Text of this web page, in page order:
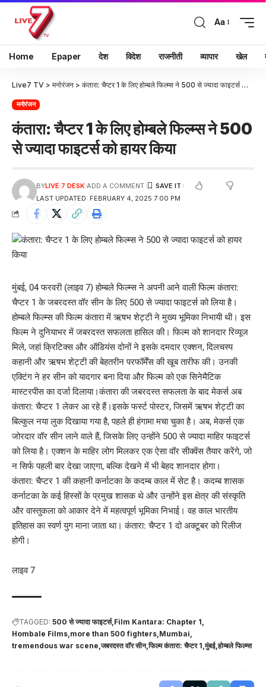
Aa
Home Epaper देश विदेश राजनीती व्यापार खेल
Live7 TV > मनोरंजन > कंतारा: चैप्टर 1 के लिए होम्बले फिल्म्स ने 500 से ज्यादा फाइटर्स को हायर किया
मनोरंजन
कंतारा: चैप्टर 1 के लिए होम्बले फिल्म्स ने 500
से ज्यादा फाइटर्स को हायर किया
LAST UPDATED: FEBRUARY 4, 2025 7:00 PM
BYLIVE 7 DESK ADD A COMMENT
मुंबई, 04 फरवरी (लाइव 7) होम्बले फिल्म्स ने अपनी आने वाली फिल्म कंतारा:
चैप्टर 1 के जबरदस्त वॉर सीन के लिए 500 से ज्यादा फाइटर्स को लिया है।
होम्बले फिल्म्स की फिल्म कंतारा में ऋषभ शेट्टी ने मुख्य भूमिका निभायी थी। इस
फिल्म ने दुनियाभर में जबरदस्त सफलता हासिल की। फिल्म को शानदार रिव्यूज
मिले, जहां क्रिटिक्स और ऑडियंस दोनों ने इसके दमदार एक्शन, दिलचस्प
कहानी और ऋषभ शेट्टी की बेहतरीन परफॉर्मेंस की खूब तारीफ की। उनकी
एक्टिंग ने हर सीन को यादगार बना दिया और फिल्म को एक सिनेमैटिक
मास्टरपीस का दर्जा दिलाया।कंतारा की जबरदस्त सफलता के बाद मेकर्स अब
कंतारा: चैप्टर 1 लेकर आ रहे हैं।इसके फर्स्ट पोस्टर, जिसमें ऋषभ शेट्टी का
बिल्कुल नया लुक दिखाया गया है, पहले ही हंगामा मचा चुका है। अब, मेकर्स एक
जोरदार वॉर सीन लाने वाले हैं, जिसके लिए उन्होंने 500 से ज्यादा माहिर फाइटर्स
को लिया है। एक्शन के माहिर लोग मिलकर एक ऐसा वॉर सीक्वेंस तैयार करेंगे, जो
न सिर्फ पहली बार देखा जाएगा, बल्कि देखने में भी बेहद शानदार होगा।
कंतारा: चैप्टर 1 की कहानी कर्नाटका के कदम्ब काल में सेट है। कदम्ब शासक
कर्नाटका के कई हिस्सों के प्रमुख शासक थे और उन्होंने इस क्षेत्र की संस्कृति
और वास्तुकला को आकार देने में महत्वपूर्ण भूमिका निभाई। वह काल भारतीय
इतिहास का स्वर्ण युग माना जाता था। कंतारा: चैप्टर 1 दो अक्टूबर को रिलीज
होगी।
लाइव 7
TAGGED: 500 से ज्यादा फाइटर्स Film Kantara: Chapter 1
Hombale Films more than 500 fighters Mumbai
tremendous war scene जबरदस्त वॉर सीन फिल्म कंतारा: चैप्टर 1 मुंबई होम्बले फिल्म्स